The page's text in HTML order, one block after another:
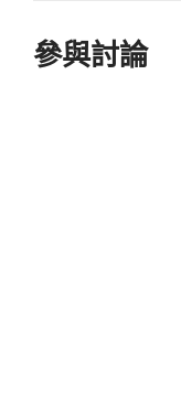
參與討論